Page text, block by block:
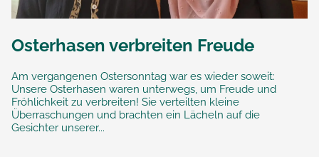
Osterhasen verbreiten Freude
Am vergangenen Ostersonntag war es wieder soweit:
Unsere Osterhasen waren unterwegs, um Freude und
Fröhlichkeit zu verbreiten! Sie verteilten kleine
Überraschungen und brachten ein Lächeln auf die
Gesichter unserer...